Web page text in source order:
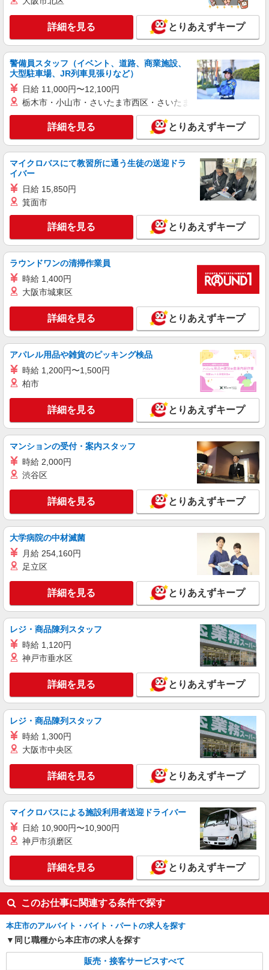
詳細を見る とりあえずキープ
警備員スタッフ（イベント、道路、商業施設、
大型駐車場、JR列車見張りなど）
日給 11,000円〜12,100円
栃木市・小山市・さいたま市西区・さいたま市岩槻区・久喜市・
詳細を見る とりあえずキープ
マイクロバスにて教習所に通う生徒の送迎ドラ
イバー
日給 15,850円
箕面市
詳細を見る とりあえずキープ
ラウンドワンの清掃作業員
時給 1,400円
大阪市城東区
詳細を見る とりあえずキープ
アパレル用品や雑貨のピッキング検品
時給 1,200円〜1,500円
柏市
詳細を見る とりあえずキープ
マンションの受付・案内スタッフ
時給 2,000円
渋谷区
詳細を見る とりあえずキープ
大学病院の中材滅菌
月給 254,160円
足立区
詳細を見る とりあえずキープ
レジ・商品陳列スタッフ
時給 1,120円
神戸市垂水区
詳細を見る とりあえずキープ
レジ・商品陳列スタッフ
時給 1,300円
大阪市中央区
詳細を見る とりあえずキープ
マイクロバスによる施設利用者送迎ドライバー
日給 10,900円〜10,900円
神戸市須磨区
詳細を見る とりあえずキープ
このお仕事に関連する条件で探す
本庄市のアルバイト・バイト・パートの求人を探す
同じ職種から本庄市の求人を探す
販売・接客サービスすべて